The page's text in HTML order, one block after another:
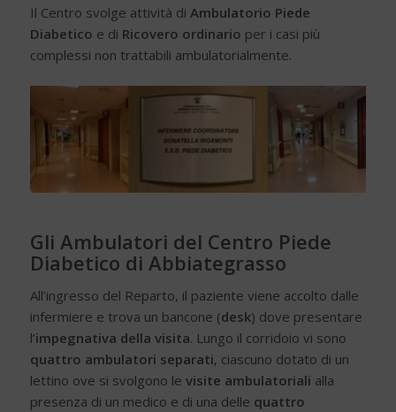
Il Centro svolge attività di Ambulatorio Piede
Diabetico e di Ricovero ordinario per i casi più
complessi non trattabili ambulatorialmente.
Gli Ambulatori del Centro Piede
Diabetico di Abbiategrasso
All’ingresso del Reparto, il paziente viene accolto dalle
infermiere e trova un bancone (desk) dove presentare
l’impegnativa della visita. Lungo il corridoio vi sono
quattro ambulatori separati, ciascuno dotato di un
lettino ove si svolgono le visite ambulatoriali alla
presenza di un medico e di una delle quattro